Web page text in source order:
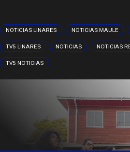
NOTICIAS LINARES NOTICIAS MAULE
TV5 LINARES NOTICIAS NOTICIAS
TV5 NOTICIAS